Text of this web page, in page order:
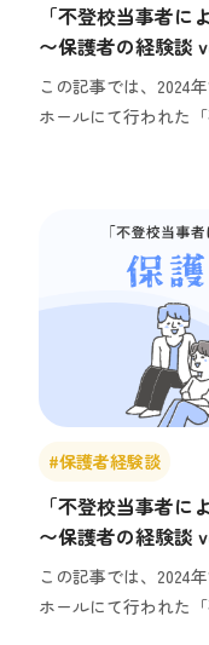
「不登校当事者
〜保護者の経験談
この記事では、2024
ホールにて行われた
#保護者経験談
「不登校当事者
〜保護者の経験談
この記事では、2024
ホールにて行われた